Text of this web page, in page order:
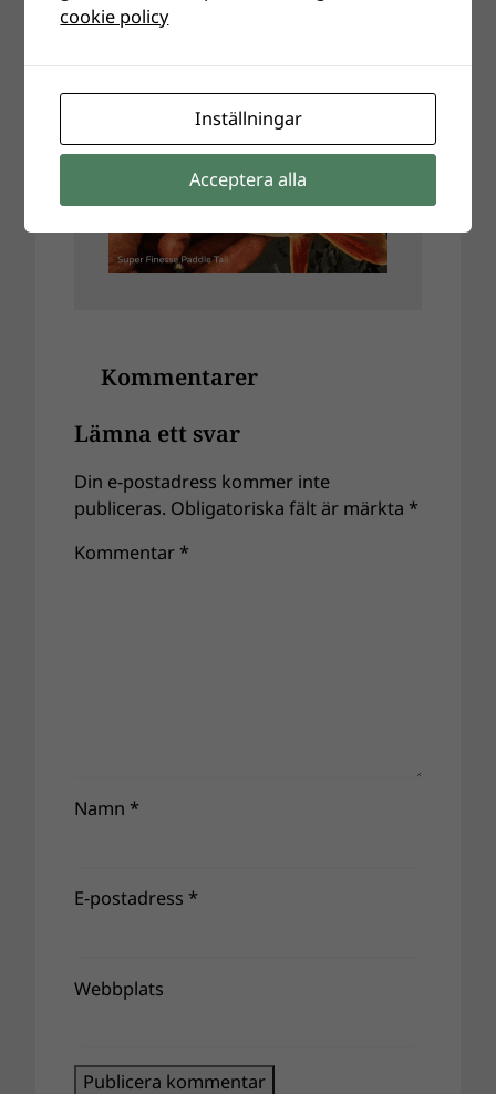
Annons
Kommentarer
Lämna ett svar
Din e-postadress kommer inte
publiceras. Obligatoriska fält är märkta *
Kommentar *
Namn *
E-postadress *
Webbplats
cookie policy
Inställningar
Acceptera alla